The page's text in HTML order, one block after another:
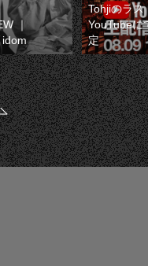
｜
idom
Tohjiのラス
YouTubeに
定